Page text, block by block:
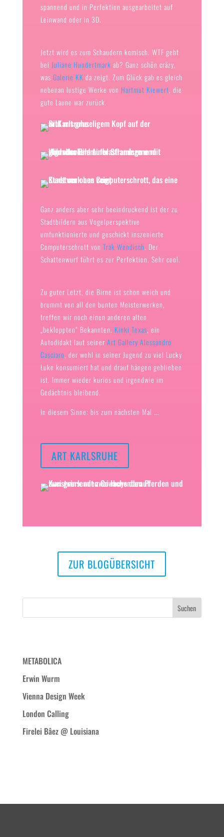
spannend und in Perfektion ausgearbeitet auf
Leinwand oder in 3D.
Jetzt wird es zum Schaudern komisch. WTF geht
bei Juliane Hundertmark ab? Ganz schön cräzy,
was Galerie KK da zeigt. Zum Glück gab es gleich
nebenan lustige Werke von Hartmut Kiewert, die
gute Laune war zurück.
Ganz anders aber sehr beeindruckend ist der zu
Stadtbildern aus Vogelperspektive
umfunktionierte und geschickt inszenierte
Computerschrott von Trak Wendisch. Der
Schattenwurf führt es zur Perfektion. Sehr cool.
Zu guter Letzt, die Birne ist schon weich und
brummt von all den bunten Meisterwerken,
treffen wir noch einen anderen alten
„bekloppten“ Bekannten. Kinki Texas, ein
Autodidakt laut seiner Art Gallery Alessandro
Casciaro, der wohl in seiner Jugend zu viel Lucky
Luke konsumiert hat und drauf hängen geblieben
ist. Immer wieder kurios und irgendwie im
Gedächtnis bleibend.
In diesem Sinne: bis zum nächsten Mal ….
ART KARLSRUHE
ZUR BLOGÜBERSICHT
METABOLICA
Erwin Wurm
Vienna Design Week
London Calling
Firelei Bâez @ Louisiana